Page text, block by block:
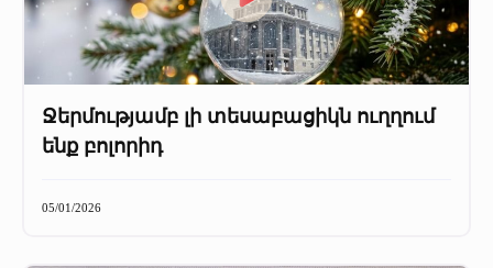
Ջերմությամբ լի տեսաբացիկն ուղղում
ենք բոլորիդ
05/01/2026